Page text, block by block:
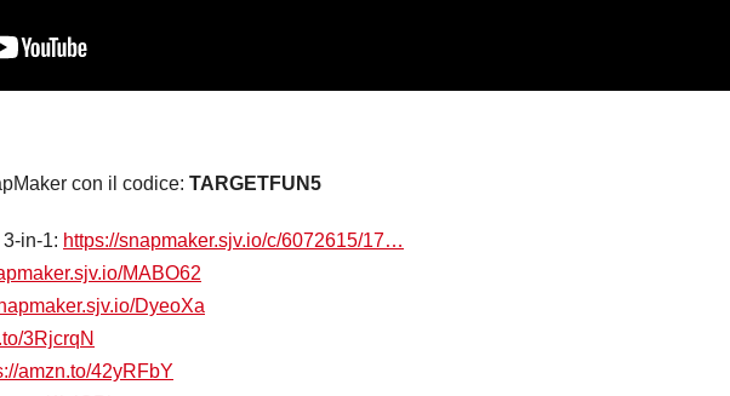
con il codice: TARGETFUN5
in-1: https://snapmaker.sjv.io/c/6072615/17…
MABO62
DyeoXa
3RjcrqN
amzn.to/42yRFbY